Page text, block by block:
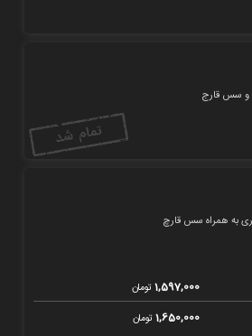
و سس قارج
به همراه سس قارچ
1,597,000تومان
1,650,000تومان